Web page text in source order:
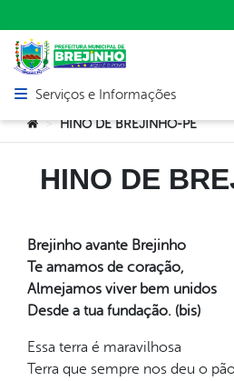
Abrir menu principal de
Serviços e Informações
Você está aqui:
> HINO DE BREJINHO-PE
HINO DE
Brejinho avante Brejinho
Te amamos de coração,
Almejamos viver bem unidos
Desde a tua fundação. (bis)
Essa terra é maravilhosa
Terra que sempre nos deu o